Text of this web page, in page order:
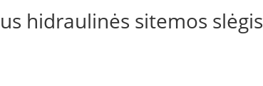
hidraulinės sitemos slėgis